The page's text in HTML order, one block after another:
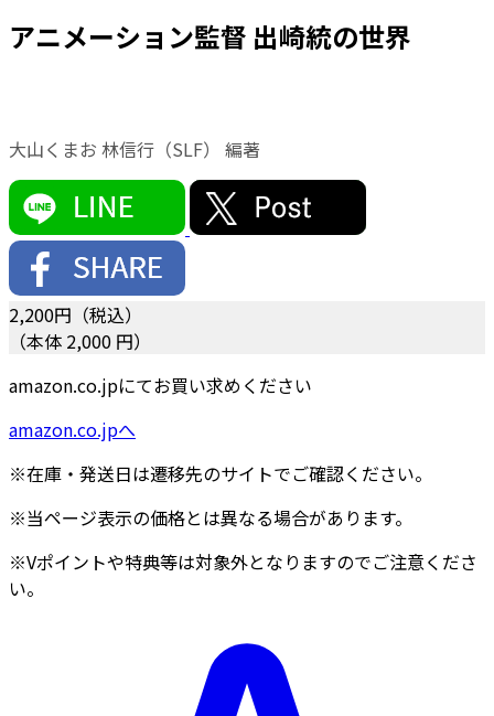
アニメーション監督 出崎統の世界
大山くまお 林信行（SLF） 編著
2,200円（税込）
（本体 2,000 円）
amazon.co.jpにてお買い求めください
amazon.co.jpへ
※在庫・発送日は遷移先のサイトでご確認ください。
※当ページ表示の価格とは異なる場合があります。
※Vポイントや特典等は対象外となりますのでご注意くださ
い。